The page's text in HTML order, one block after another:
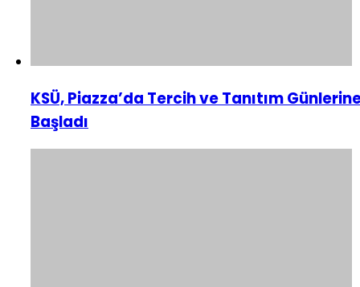
KSÜ, Piazza’da Tercih ve Tanıtım
Başladı